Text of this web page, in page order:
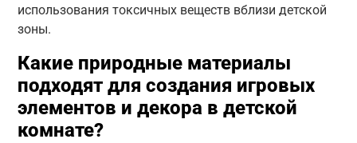
использования токсичных веществ вблизи детской
зоны.
Какие природные материалы
подходят для создания игровых
элементов и декора в детской
комнате?